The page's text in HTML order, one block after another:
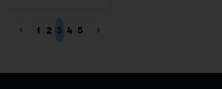
succès
municipal
candidats mis
1 2 3 4 5